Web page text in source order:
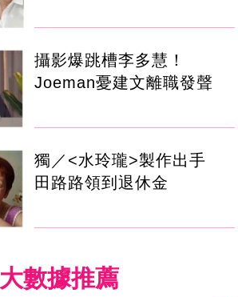
攝影爆跳槽李多慧！
Joeman憂建文離職發聲
獨／<水玲瓏>製作出手
田路路領到退休金
大數據推薦